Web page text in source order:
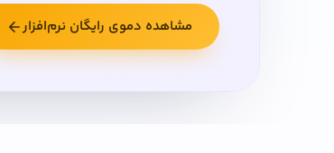
مشاهده دموی رایگان نرم‌افزار